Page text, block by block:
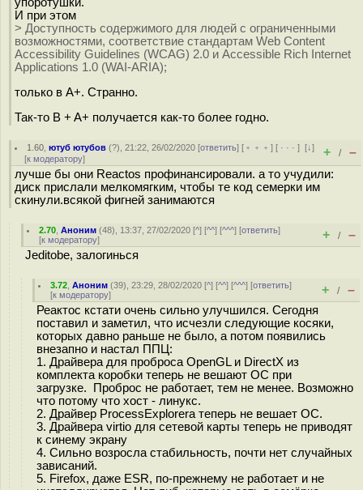
И при этом
> Доступность содержимого для людей с ограниченными
возможностями, соответствие стандартам Web Content
Accessibility Guidelines (WCAG) 2.0 и Accessible Rich Internet
Applications 1.0 (WAI-ARIA);
только в A+. Странно.
Так-то B + A+ получается как-то более годно.
1.60 ,ютуб ютубов (?), 21:22, 26/02/2020 [ответить] [ ﹢﹢﹢] [ · · ·][↓]
[к модератору] + / –
лучше бы они Reactos профинансировали. а то учудили:
диск прислали мелкомягким, чтобы те код семерки им
скинули.всякой фигней занимаются
2.70 ,Аноним (48), 13:37, 27/02/2020 [^] [^^] [^^^] [ответить]
[к модератору] + / –
Jeditobe, залогинься
3.72 ,Аноним (39), 23:29, 28/02/2020 [^] [^^] [^^^] [ответить]
[к модератору] + / –
Реактос кстати очень сильно улучшился. Сегодня
поставил и заметил, что исчезли следующие косяки,
которых давно раньше не было, а потом появились
внезапно и настал ППЦ:
1. Драйвера для проброса OpenGL и DirectX из
комплекта коробки теперь не вешают ОС при
загрузке. Проброс не работает, тем не менее. Возможно
что потому что хост - линукс.
2. Драйвер ProcessExplorerа теперь не вешает ОС.
3. Драйвера virtio для сетевой карты теперь не приводят
к синему экрану
4. Сильно возросла стабильность, почти нет случайных
зависаний.
5. Firefox, даже ESR, по-прежнему не работает и не